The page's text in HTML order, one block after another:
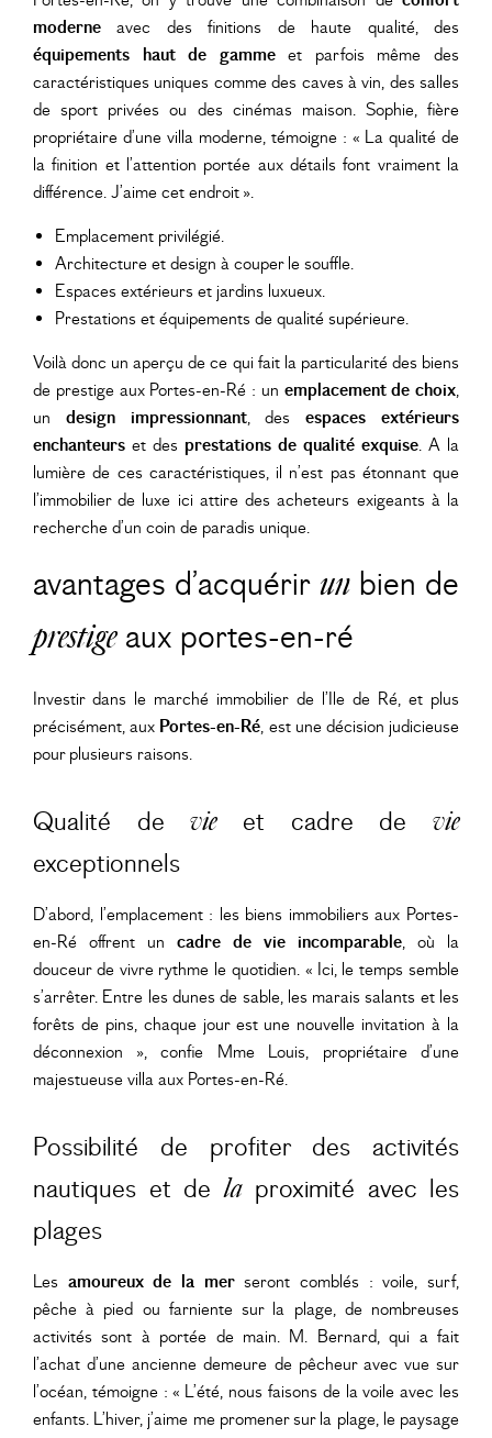
moderne avec des finitions de haute qualité, des
équipements haut de gammeet parfois même des
caractéristiques uniques comme des caves à vin, des salles
de sport privées ou des cinémas maison. Sophie, fière
propriétaire d’une villa moderne, témoigne : « La qualité de
la finition et l’attention portée aux détails font vraiment la
différence. J’aime cet endroit ».
Emplacement privilégié.
Architecture et design à couper le souffle.
Espaces extérieurs et jardins luxueux.
Prestations et équipements de qualité supérieure.
Voilà donc un aperçu de ce qui fait la particularité des biens
de prestige aux Portes-en-Ré : un emplacement de choix,
un design impressionnant, desespaces extérieurs
enchanteurs et des prestations de qualité exquise. A la
lumière de ces caractéristiques, il n’est pas étonnant que
l’immobilier de luxe ici attire des acheteurs exigeants à la
recherche d’un coin de paradis unique.
avantages d’acquérir unbien de
prestigeaux portes-en-ré
Investir dans le marché immobilier de l’Ile de Ré, et plus
précisément, aux Portes-en-Ré, est une décision judicieuse
pour plusieurs raisons.
Qualité devieet cadre devie
exceptionnels
D’abord, l’emplacement : les biens immobiliers aux Portes-
en-Ré offrent un cadre de vie incomparable, où la
douceur de vivre rythme le quotidien. « Ici, le temps semble
s’arrêter. Entre les dunes de sable, les marais salants et les
forêts de pins, chaque jour est une nouvelle invitation à la
déconnexion », confie Mme Louis, propriétaire d’une
majestueuse villa aux Portes-en-Ré.
Possibilité de profiter des activités
nautiques et delaproximité avec les
plages
Les amoureux de la merseront comblés : voile, surf,
pêche à pied ou farniente sur la plage, de nombreuses
activités sont à portée de main. M. Bernard, qui a fait
l’achat d’une ancienne demeure de pêcheur avec vue sur
l’océan, témoigne : « L’été, nous faisons de la voile avec les
enfants. L’hiver, j’aime me promener sur la plage, le paysage